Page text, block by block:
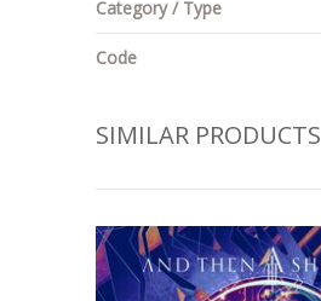
Category / Type
Code
SIMILAR PRODUCTS